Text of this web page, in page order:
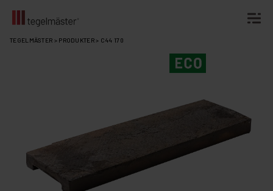
Fortsätt
TEGELMÄSTER > PRODUKTER> C44 170